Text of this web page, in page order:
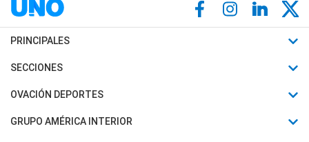
PRINCIPALES
Últimas Noticias
Política
SECCIONES
Horóscopo
Motores
OVACIÓN DEPORTES
Fútbol
GRUPO AMÉRICA INTERIOR